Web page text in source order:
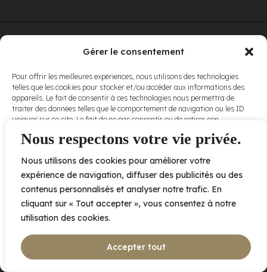
Nous respectons votre vie privée.
Nous utilisons des cookies pour améliorer votre
expérience de navigation, diffuser des publicités ou des
contenus personnalisés et analyser notre trafic. En
cliquant sur « Tout accepter », vous consentez à notre
utilisation des cookies.
Accepter tout
Gérer le consentement
Pour offrir les meilleures expériences, nous utilisons des technologies
telles que les cookies pour stocker et/ou accéder aux informations des
appareils. Le fait de consentir à ces technologies nous permettra de
traiter des données telles que le comportement de navigation ou les ID
uniques sur ce site. Le fait de ne pas consentir ou de retirer son
et fonctions.
Accepter
Refuser
conditions
d’utilisationet
nospolitiques
de
confidentialité .
2005 av. de Bois-de-Boulogne, Laval QC H7N 0J7